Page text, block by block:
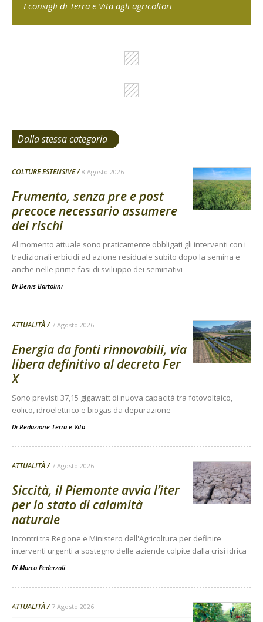
I consigli di Terra e Vita agli agricoltori
Dalla stessa categoria
COLTURE ESTENSIVE 8 Agosto 2026
Frumento, senza pre e post
precoce necessario assumere
dei rischi
Al momento attuale sono praticamente obbligati gli interventi con i
tradizionali erbicidi ad azione residuale subito dopo la semina e
anche nelle prime fasi di sviluppo dei seminativi
Di Denis Bartolini
ATTUALITÀ 7 Agosto 2026
Energia da fonti rinnovabili, via
libera definitivo al decreto Fer
X
Sono previsti 37,15 gigawatt di nuova capacità tra fotovoltaico,
eolico, idroelettrico e biogas da depurazione
Di Redazione Terra e Vita
ATTUALITÀ 7 Agosto 2026
Siccità, il Piemonte avvia l’iter
per lo stato di calamità
naturale
Incontri tra Regione e Ministero dell'Agricoltura per definire
interventi urgenti a sostegno delle aziende colpite dalla crisi idrica
Di Marco Pederzoli
ATTUALITÀ 7 Agosto 2026